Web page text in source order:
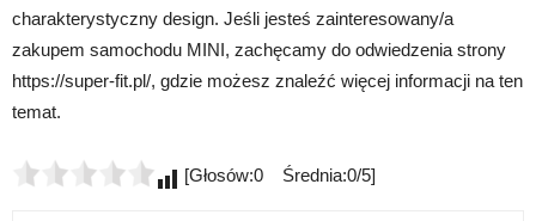
charakterystyczny design. Jeśli jesteś zainteresowany/a
zakupem samochodu MINI, zachęcamy do odwiedzenia strony
https://super-fit.pl/, gdzie możesz znaleźć więcej informacji na ten
temat.
[Głosów:0 Średnia:0/5]